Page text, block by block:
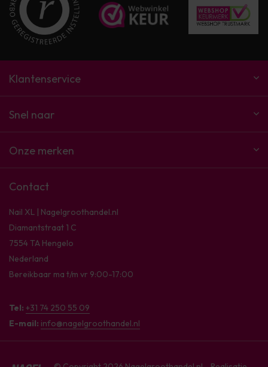
Klantenservice
Snel naar
Onze merken
Contact
Nail XL | Nagelgroothandel.nl
Diamantstraat 1 C
7554 TA Hengelo
Nederland
Bereikbaar ma t/m vr 9:00-17:00
Tel: +31 74 250 55 09
E-mail: info@nagelgroothandel.nl